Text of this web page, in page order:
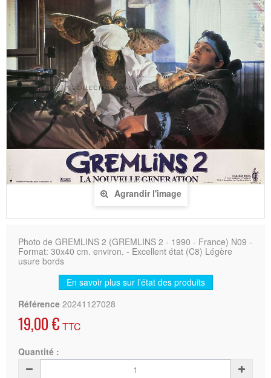
Agrandir l'image
Photo de GREMLINS 2 (GREMLINS 2 - 1990 - France) N09 -
Format: 30x40 cm. environ. - Excellent état (C8) Légère
usure bords
En savoir plus sur l’état des produits
Référence 20241127028
19,00 € TTC
Quantité :